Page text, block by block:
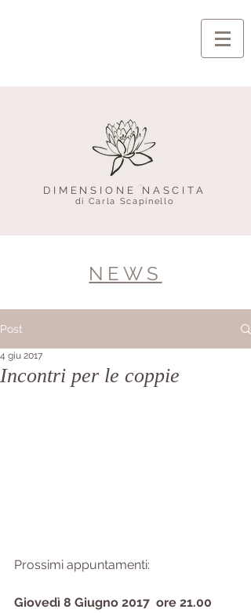
DIMENSIONE NASCITA
di Carla Scapinello
NEWS
Post
Incontri per le coppie
4 giu 2017
Prossimi appuntamenti:
Giovedì 8 Giugno 2017  ore 21.00